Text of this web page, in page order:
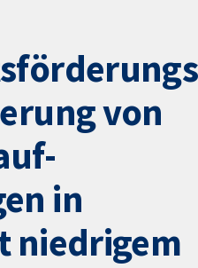
von
in
niedrigem